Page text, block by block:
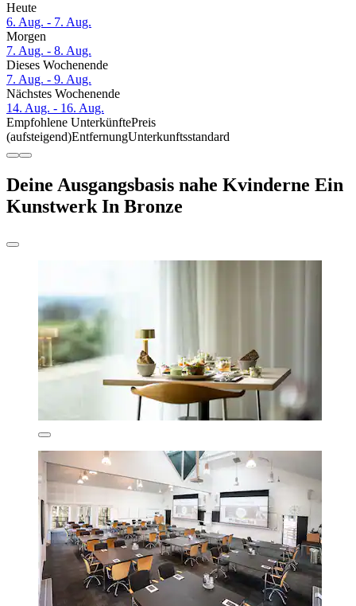
Heute
6. Aug. - 7. Aug.
Morgen
7. Aug. - 8. Aug.
Dieses Wochenende
7. Aug. - 9. Aug.
Nächstes Wochenende
14. Aug. - 16. Aug.
Empfohlene UnterkünftePreis
(aufsteigend)EntfernungUnterkunftsstandard
Deine Ausgangsbasis nahe Kvinderne Ein
Kunstwerk In Bronze